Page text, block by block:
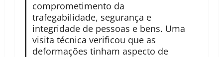
comprometimento da
trafegabilidade, segurança e
integridade de pessoas e bens. Uma
visita técnica verificou que as
deformações tinham aspecto de